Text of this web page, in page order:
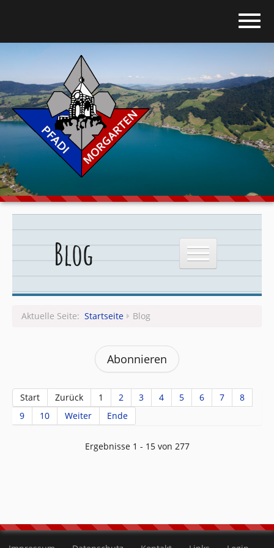
Blog
Über uns
Stufen
DownloadsBlog
Aktuelle Seite: Startseite Blog
Abonnieren
Start Zurück 1 2 3 4 5 6 7
8
9
10 Weiter Ende
Ergebnisse 1 - 15 von 277